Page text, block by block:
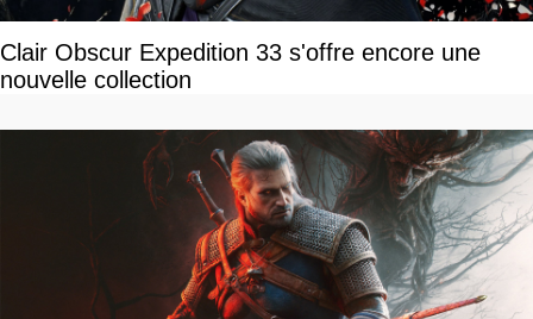
Clair Obscur Expedition 33 s'offre encore une
nouvelle collection